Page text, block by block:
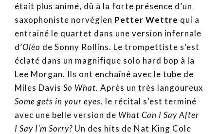
était plus animé, dû à la forte présence d’un
saxophoniste norvégien Petter Wettre qui a
entrainé le quartet dans une version infernale
d’Oléo de Sonny Rollins. Le trompettiste s’est
éclaté dans un magnifique solo hard bop à la
Lee Morgan. Ils ont enchaîné avec le tube de
Miles Davis So What. Après un très langoureux
Some gets in your eyes, le récital s’est terminé
avec une belle version de What Can I Say After
I Say I’m Sorry? Un des hits de Nat King Cole